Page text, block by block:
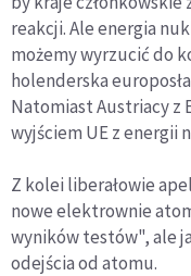
reakcji. Ale energia
możemy wyrzucić do
holenderska
Natomiast Austriacy z
wyjściem UE z energii
Z kolei liberałowie
nowe elektrownie
wyników testów", ale
odejścia od atomu.